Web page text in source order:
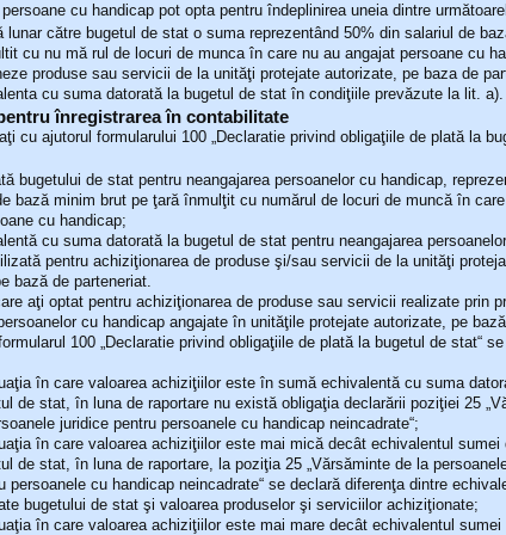
cu handicap pot opta pentru îndeplinirea uneia dintre
lunar către bugetul de stat o suma reprezentând 50% din salariul de
cu nu mă rul de locuri de munca în care nu au angajat persoane cu
produse sau servicii de la unităţi protejate autorizate, pe baza de
cu suma datorată la bugetul de stat în condiţiile prevăzute la lit. a).
înregistrarea în contabilitate
cu ajutorul formularului 100 „Declaratie privind obligaţiile de plată la
bugetului de stat pentru neangajarea persoanelor cu handicap,
bază minim brut pe ţară înmulţit cu numărul de locuri de muncă în
cu handicap;
cu suma datorată la bugetul de stat pentru neangajarea
pentru achiziţionarea de produse şi/sau servicii de la unităţi
bază de parteneriat.
aţi optat pentru achiziţionarea de produse sau servicii realizate prin
cu handicap angajate în unităţile protejate autorizate, pe
100 „Declaratie privind obligaţiile de plată la bugetul de stat“
în care valoarea achiziţiilor este în sumă echivalentă cu suma
de stat, în luna de raportare nu există obligaţia declarării poziţiei 25
juridice pentru persoanele cu handicap neincadrate“;
în care valoarea achiziţiilor este mai mică decât echivalentul sumei
de stat, în luna de raportare, la poziţia 25 „Vărsăminte de la
persoanele cu handicap neincadrate“ se declară diferenţa dintre
bugetului de stat şi valoarea produselor şi serviciilor achiziţionate;
în care valoarea achiziţiilor este mai mare decât echivalentul sumei